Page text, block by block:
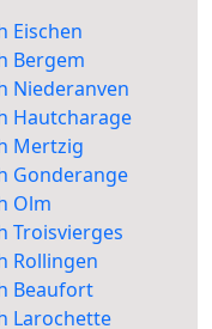
Eischen
Bergem
Niederanven
Hautcharage
Mertzig
Gonderange
Olm
Troisvierges
Rollingen
Beaufort
Larochette